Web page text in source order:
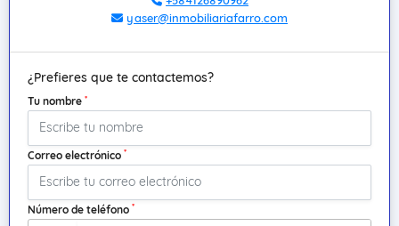
yaser@inmobiliariafarro.com
¿Prefieres que te contactemos?
Tu nombre *
Correo electrónico *
Número de teléfono *